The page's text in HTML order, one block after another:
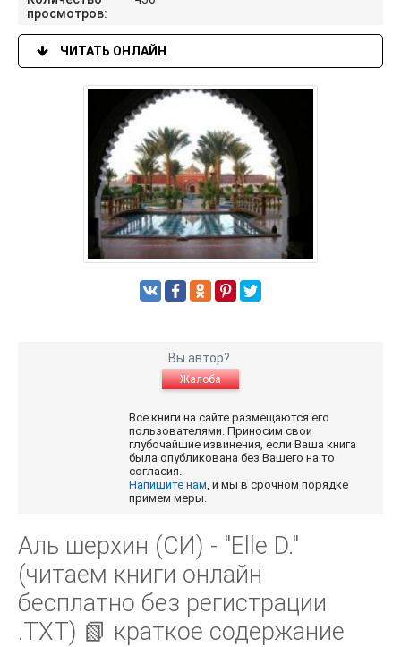
просмотров:
ЧИТАТЬ ОНЛАЙН
Вы автор?
Жалоба
Все книги на сайте размещаются его
пользователями. Приносим свои
глубочайшие извинения, если Ваша книга
была опубликована без Вашего на то
согласия.
Напишите нам, и мы в срочном порядке
примем меры.
Аль шерхин (СИ) - "Elle D."
(читаем книги онлайн
бесплатно без регистрации
.TXT) 📗 краткое содержание